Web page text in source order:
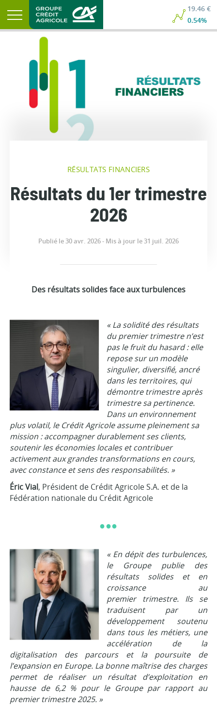
19.46 €
0.54%
RÉSULTATS FINANCIERS
Résultats du 1er trimestre
2026
Publié le 30 avr. 2026 - Mis à jour le 31 juil. 2026
Des résultats solides face aux turbulences
« La solidité des résultats
du premier trimestre n’est
pas le fruit du hasard : elle
repose sur un modèle
singulier, diversifié, ancré
dans les territoires, qui
démontre trimestre après
trimestre sa pertinence.
Dans un environnement
plus volatil, le Crédit Agricole assume pleinement sa
mission : accompagner durablement ses clients,
soutenir les économies locales et contribuer
activement aux grandes transformations en cours,
avec constance et sens des responsabilités. »
Éric Vial, Président de Crédit Agricole S.A. et de la
Fédération nationale du Crédit Agricole
●●●
« En dépit des turbulences,
le Groupe publie des
résultats solides et en
croissance au
premier trimestre. Ils se
traduisent par un
développement soutenu
dans tous les métiers, une
accélération de la
digitalisation des parcours et la poursuite de
l’expansion en Europe. La bonne maîtrise des charges
permet de réaliser un résultat d’exploitation en
hausse de 6,2 % pour le Groupe par rapport au
premier trimestre 2025. »